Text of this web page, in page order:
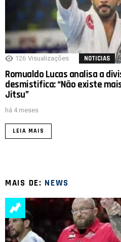
126 Visualizações NOTICIAS
Romualdo Lucas analisa a
desmistifica: “Não existe
Jitsu”
há 4 meses
LEIA MAIS
MAIS DE: NEWS